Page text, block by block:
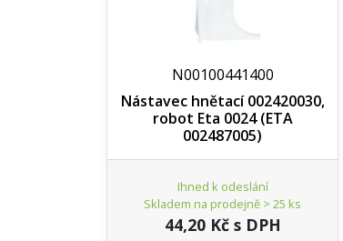
N00100441400
Nástavec hnětací 002420030,
robot Eta 0024 (ETA
002487005)
Ihned k odeslání
Skladem na prodejně > 25 ks
44,20 Kč s DPH